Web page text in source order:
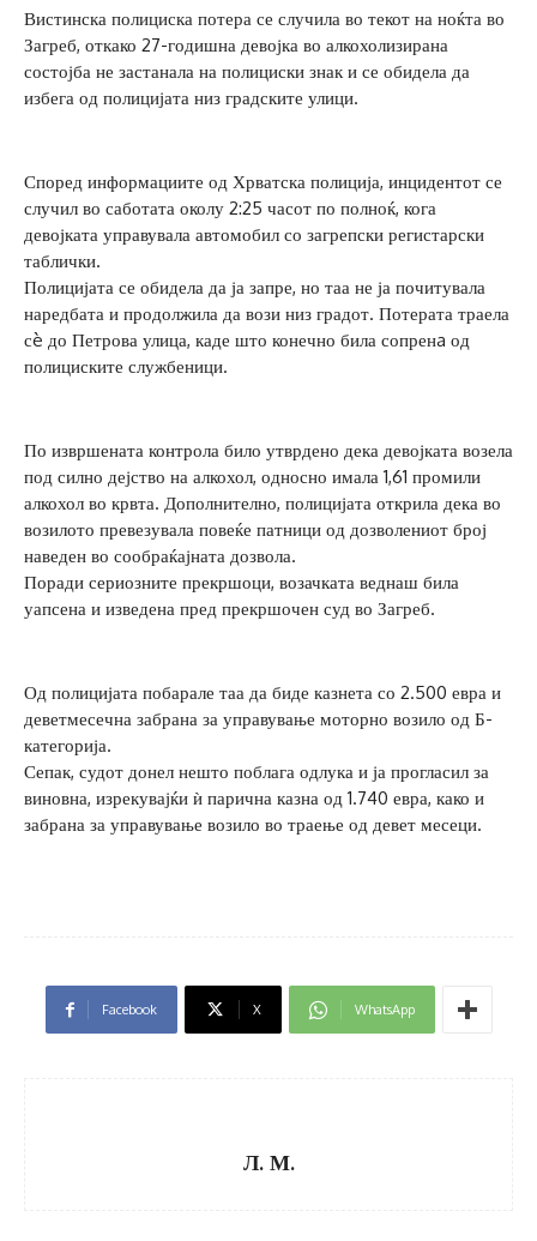
Вистинска полициска потера се случила во текот на ноќта во
Загреб, откако 27-годишна девојка во алкохолизирана
состојба не застанала на полициски знак и се обидела да
избега од полицијата низ градските улици.
Според информациите од Хрватска полиција, инцидентот се
случил во саботата околу 2:25 часот по полноќ, кога
девојката управувала автомобил со загрепски регистарски
таблички.
Полицијата се обидела да ја запре, но таа не ја почитувала
наредбата и продолжила да вози низ градот. Потерата траела
сè до Петрова улица, каде што конечно била сопренa од
полициските службеници.
По извршената контрола било утврдено дека девојката возела
под силно дејство на алкохол, односно имала 1,61 промили
алкохол во крвта. Дополнително, полицијата открила дека во
возилото превезувала повеќе патници од дозволениот број
наведен во сообраќајната дозвола.
Поради сериозните прекршоци, возачката веднаш била
уапсена и изведена пред прекршочен суд во Загреб.
Од полицијата побарале таа да биде казнета со 2.500 евра и
деветмесечна забрана за управување моторно возило од Б-
категорија.
Сепак, судот донел нешто поблага одлука и ја прогласил за
виновна, изрекувајќи ѝ парична казна од 1.740 евра, како и
забрана за управување возило во траење од девет месеци.
Facebook X WhatsApp
Л. М.